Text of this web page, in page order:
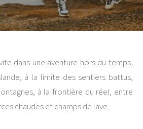
dans une aventure hors du temps,
à la limite des sentiers battus,
à la frontière du réel, entre
chaudes et champs de lave.